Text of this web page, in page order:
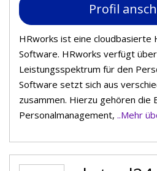
Profil
HRworks ist eine cloudbasierte
Software. HRworks verfügt
Leistungsspektrum für den
Software setzt sich aus
zusammen. Hierzu gehören die
Personalmanagement, ..Mehr